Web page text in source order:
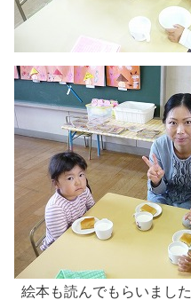
絵本も読んでもらいました